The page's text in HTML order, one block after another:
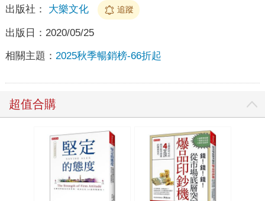
出版社： 大樂文化 追蹤
出版日： 2020/05/25
相關主題： 2025秋季暢銷榜-66折起
超值合購